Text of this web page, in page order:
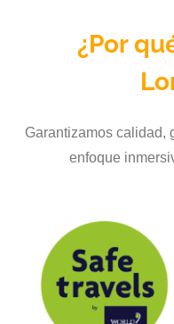
¿Por
Garantizamos calidad,
enfoque